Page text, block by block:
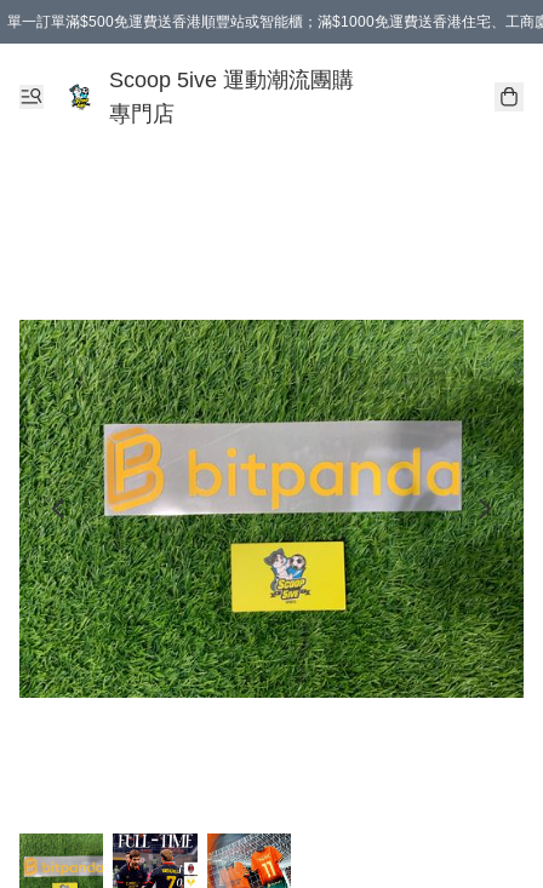
單一訂單滿$500免運費送香港順豐站或智能櫃；滿$1000免運費送香港住宅、工商
Scoop 5ive 運動潮流團購
專門店